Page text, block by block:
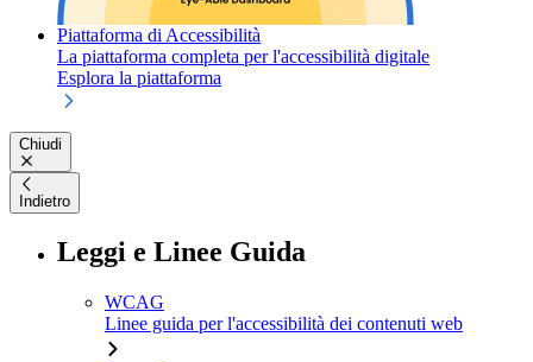
Piattaforma di Accessibilità
La piattaforma completa per l'accessibilità digitale
Esplora la piattaforma
Chiudi
Indietro
Leggi e Linee Guida
WCAG
Linee guida per l'accessibilità dei contenuti web